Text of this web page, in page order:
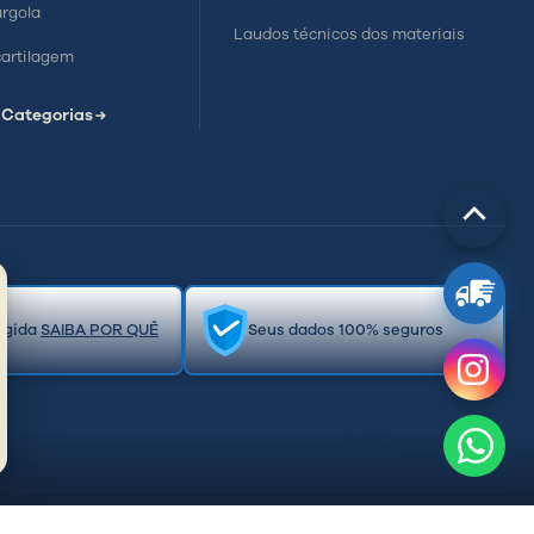
Laudos técnicos dos materiais
SAIBA POR QUÊ Seus dados 100% seguros
para
cima